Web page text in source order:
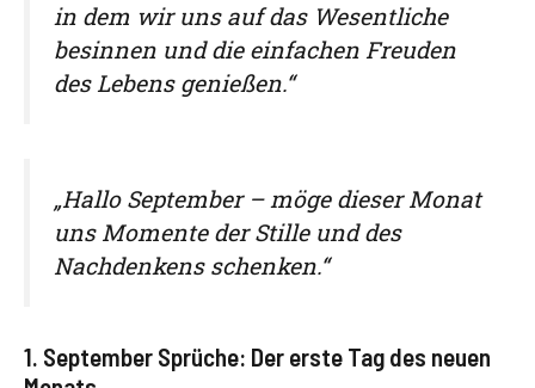
in dem wir uns auf das Wesentliche
besinnen und die einfachen Freuden
des Lebens genießen.“
„Hallo September – möge dieser Monat
uns Momente der Stille und des
Nachdenkens schenken.“
1. September Sprüche: Der erste Tag des neuen